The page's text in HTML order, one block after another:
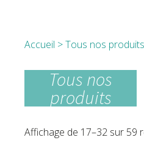
Accueil >Tous nos produits
Tous nos
produits
Affichage de 17–32 sur 59